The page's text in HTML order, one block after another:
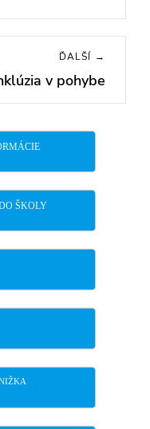
ĎALŠÍ →
v pohybe
ŠKOLY